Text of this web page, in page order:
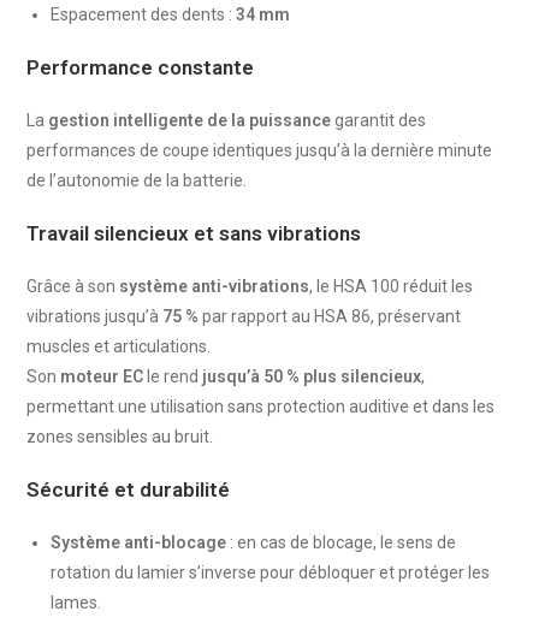
Espacement des dents :34 mm
Performance constante
La gestion intelligente de la puissancegarantit des
performances de coupe identiques jusqu’à la dernière minute
de l’autonomie de la batterie.
Travail silencieux et sans vibrations
Grâce à son système anti-vibrations, le HSA 100 réduit les
vibrations jusqu’à 75 % par rapport au HSA 86, préservant
muscles et articulations.
Son moteur EC le rend jusqu’à 50 % plus silencieux,
permettant une utilisation sans protection auditive et dans les
zones sensibles au bruit.
Sécurité et durabilité
Système anti-blocage : en cas de blocage, le sens de
rotation du lamier s’inverse pour débloquer et protéger les
lames.